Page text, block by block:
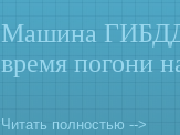
Машина ГИБДД
вpeмя погони
Читать полностью -->